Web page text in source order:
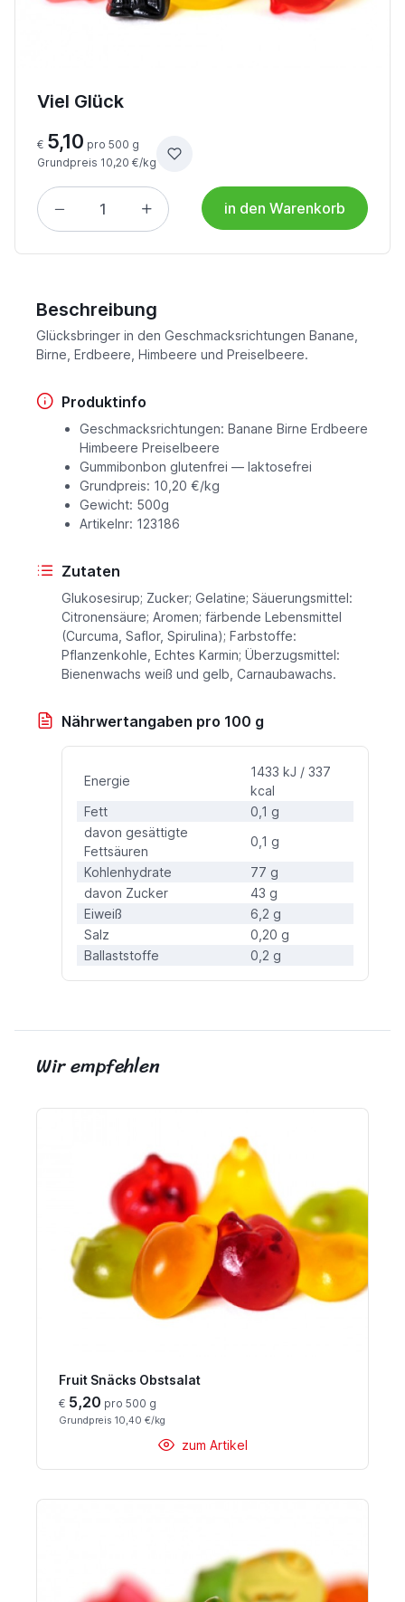
Viel Glück
€ 5,10 pro 500 g
Grundpreis 10,20 €/kg
in den Warenkorb
Beschreibung
Glücksbringer in den Geschmacksrichtungen Banane,
Birne, Erdbeere, Himbeere und Preiselbeere.
Produktinfo
Geschmacksrichtungen: Banane Birne Erdbeere
Himbeere Preiselbeere
Gummibonbon glutenfrei — laktosefrei
Grundpreis: 10,20 €/kg
Gewicht: 500g
Artikelnr: 123186
Zutaten
Glukosesirup; Zucker; Gelatine; Säuerungsmittel:
Citronensäure; Aromen; färbende Lebensmittel
(Curcuma, Saflor, Spirulina); Farbstoffe:
Pflanzenkohle, Echtes Karmin; Überzugsmittel:
Bienenwachs weiß und gelb, Carnaubawachs.
Nährwertangaben pro 100 g
Energie
1433 kJ / 337
kcal
Fett
0,1 g
davon gesättigte
Fettsäuren
0,1 g
Kohlenhydrate
77 g
davon Zucker
43 g
Eiweiß
6,2 g
Salz
0,20 g
Ballaststoffe
0,2 g
Wir empfehlen
Fruit Snäcks Obstsalat
€ 5,20 pro 500 g
Grundpreis 10,40 €/kg
zum Artikel